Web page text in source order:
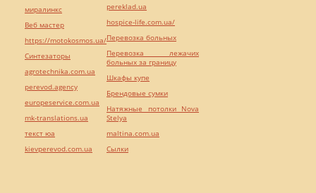
миралинкс
Веб мастер
https://motokosmos.ua/
Синтезаторы
agrotechnika.com.ua
perevod.agency
europeservice.com.ua
mk-translations.ua
текст юа
kievperevod.com.ua
pereklad.ua
hospice-life.com.ua/
Перевозка больных
Перевозка лежачих
больных за границу
Шкафы купе
Брендовые сумки
Натяжные потолки Nova
Stelya
maltina.com.ua
Cылки